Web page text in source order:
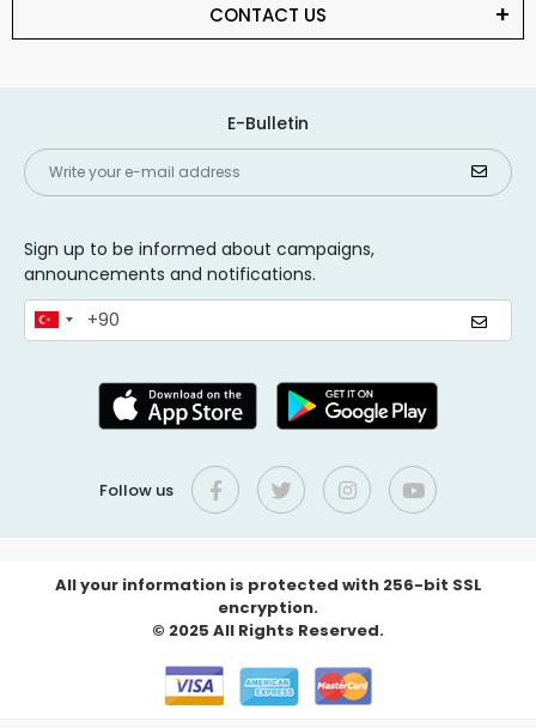
CONTACT US
E-Bulletin
Sign up to be informed about campaigns,
announcements and notifications.
Follow us
All your information is protected with 256-bit SSL
encryption.
© 2025 All Rights Reserved.